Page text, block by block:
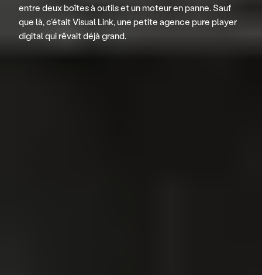
entre deux boîtes à outils et un moteur en panne. Sauf
que là, c’était Visual Link, une petite agence pure player
digital qui rêvait déjà grand.